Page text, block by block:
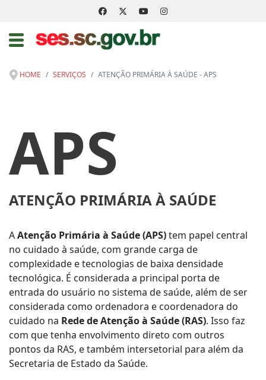
HOME SERVIÇOS ATENÇÃO PRIMÁRIA À SAÚDE - APS
APS
ATENÇÃO PRIMÁRIA À SAÚDE
AAtenção Primária à Saúde (APS)tem papel central
no cuidado à saúde, com grande carga de
complexidade e tecnologias de baixa densidade
tecnológica. É considerada a principal porta de
entrada do usuário no sistema de saúde, além de ser
considerada como ordenadora e coordenadora do
cuidado na Rede de Atenção à Saúde (RAS). Isso faz
com que tenha envolvimento direto com outros
pontos da RAS, e também intersetorial para além da
Secretaria de Estado da Saúde.